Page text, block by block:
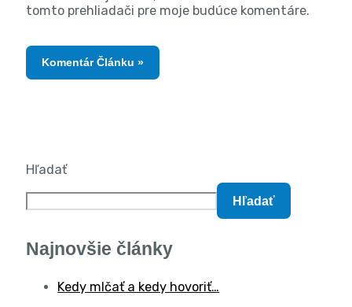
tomto prehliadači pre moje budúce komentáre.
Hľadať
Hľadať
Najnovšie články
Kedy mlčať a kedy hovoriť…